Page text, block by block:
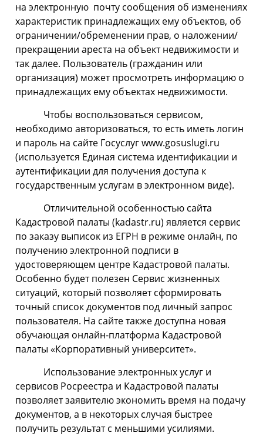
на электронную почту сообщения об изменениях
характеристик принадлежащих ему объектов, об
ограничении/обременении прав, о наложении/
прекращении ареста на объект недвижимости и
так далее. Пользователь (гражданин или
организация) может просмотреть информацию о
принадлежащих ему объектах недвижимости.
Чтобы воспользоваться сервисом,
необходимо авторизоваться, то есть иметь логин
и пароль на сайте Госуслуг www.gosuslugi.ru
(используется Единая система идентификации и
аутентификации для получения доступа к
государственным услугам в электронном виде).
Отличительной особенностью сайта
Кадастровой палаты (kadastr.ru) является сервис
по заказу выписок из ЕГРН в режиме онлайн, по
получению электронной подписи в
удостоверяющем центре Кадастровой палаты.
Особенно будет полезен Сервис жизненных
ситуаций, который позволяет сформировать
точный список документов под личный запрос
пользователя. На сайте также доступна новая
обучающая онлайн-платформа Кадастровой
палаты «Корпоративный университет».
Использование электронных услуг и
сервисов Росреестра и Кадастровой палаты
позволяет заявителю экономить время на подачу
документов, а в некоторых случая быстрее
получить результат с меньшими усилиями.